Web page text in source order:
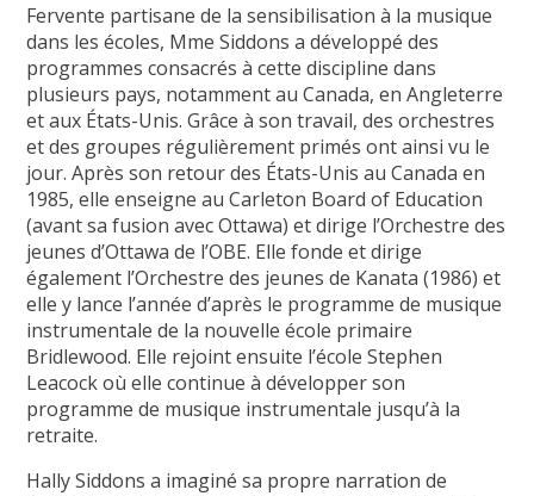
Fervente partisane de la sensibilisation à la musique
dans les écoles, Mme Siddons a développé des
programmes consacrés à cette discipline dans
plusieurs pays, notamment au Canada, en Angleterre
et aux États-Unis. Grâce à son travail, des orchestres
et des groupes régulièrement primés ont ainsi vu le
jour. Après son retour des États-Unis au Canada en
1985, elle enseigne au Carleton Board of Education
(avant sa fusion avec Ottawa) et dirige l’Orchestre des
jeunes d’Ottawa de l’OBE. Elle fonde et dirige
également l’Orchestre des jeunes de Kanata (1986) et
elle y lance l’année d’après le programme de musique
instrumentale de la nouvelle école primaire
Bridlewood. Elle rejoint ensuite l’école Stephen
Leacock où elle continue à développer son
programme de musique instrumentale jusqu’à la
retraite.
Hally Siddons a imaginé sa propre narration de